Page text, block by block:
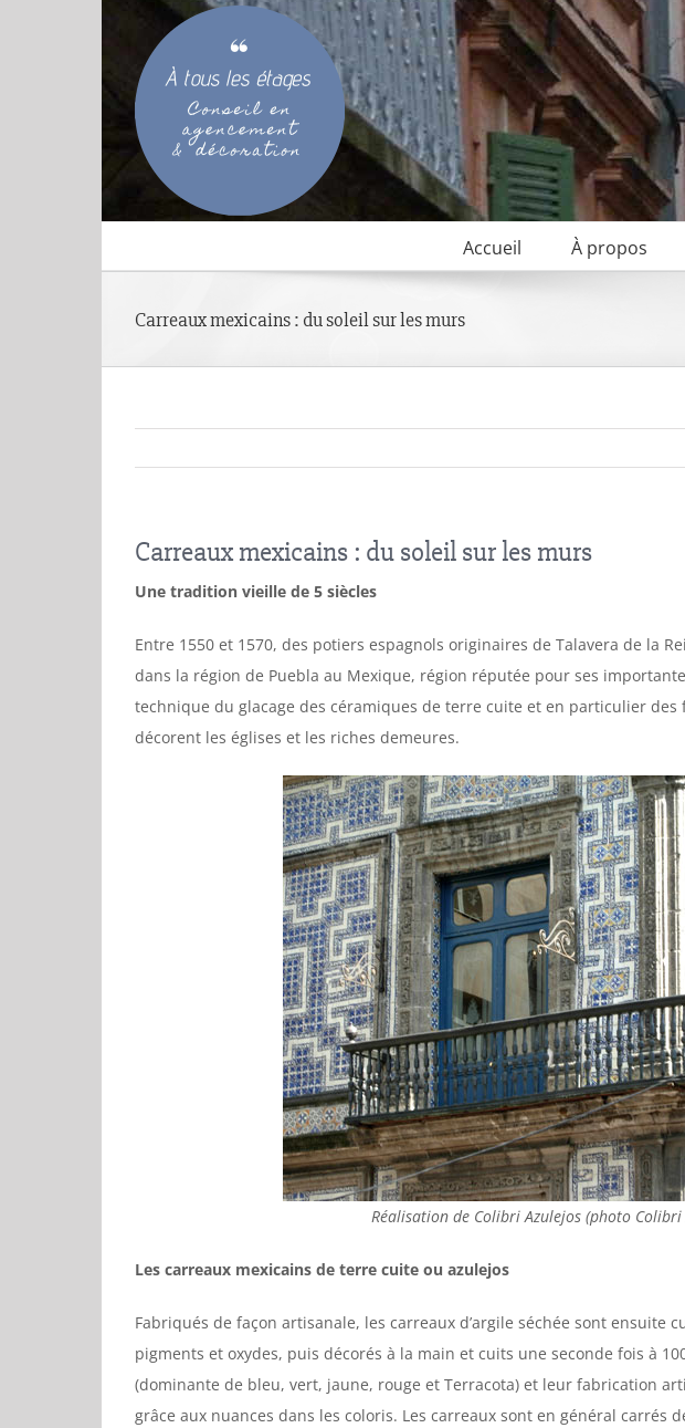
Accueil À propos
Carreaux mexicains : du soleil sur les murs
Carreaux mexicains : du soleil sur les murs
Une tradition vieille de 5 siècles
Entre 1550 et 1570, des potiers espagnols originaires de Talavera de la
dans la région de Puebla au Mexique, région réputée pour ses
technique du glacage des céramiques de terre cuite et en particulier des
décorent les églises et les riches demeures.
Réalisation de Colibri Azulejos (photo Colibri
Les carreaux mexicains de terre cuite ou azulejos
Fabriqués de façon artisanale, les carreaux d’argile séchée sont ensuite
pigments et oxydes, puis décorés à la main et cuits une seconde fois à
(dominante de bleu, vert, jaune, rouge et Terracota) et leur fabrication
grâce aux nuances dans les coloris. Les carreaux sont en général carrés